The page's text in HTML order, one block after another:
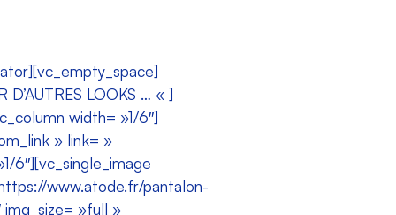
LOOKS … « ]
width= »1/6″]
» link= »
6″][vc_single_image
www.atode.fr/pantalon-
»full »